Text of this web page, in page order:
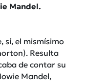
Mandel.
sí, el mismísimo
Resulta
de contar su
Mandel,